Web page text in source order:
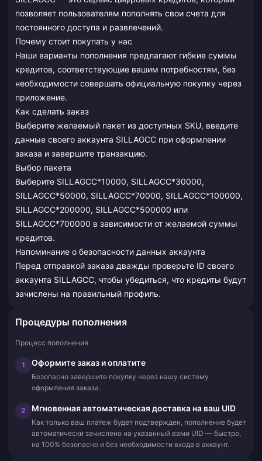
позволяет пользователям пополнять свои счета для
постоянного доступа и развлечений.
Почему стоит покупать у нас
Наши варианты пополнения предлагают гибкие суммы
кредитов, соответствующие вашим потребностям, без
необходимости совершать официальную покупку через
приложение.
Как сделать заказ
Выберите желаемый пакет из доступных SKU, введите
данные своего аккаунта SILLAGCC при оформлении
заказа и завершите транзакцию.
Выбор пакета
Выберите SILLAGCC*10000, SILLAGCC*30000,
SILLAGCC*50000, SILLAGCC*70000, SILLAGCC*100000,
SILLAGCC*200000, SILLAGCC*500000 или
SILLAGCC*700000 в зависимости от желаемой суммы
кредитов.
Напоминание о безопасности данных аккаунта
Перед отправкой заказа дважды проверьте ID своего
аккаунта SILLAGCC, чтобы убедиться, что кредиты будут
зачислены на правильный профиль.
Процедуры пополнения
Процесс пополнения
1 Оформите заказ и оплатите
Безопасно завершите покупку через нашу систему
оформления заказа.
2 Мгновенная автоматическая доставка на ваш UID
Как только ваш платеж будет подтвержден, пополнение будет
автоматически зачислено на указанный вами UID — быстро,
на 100% безопасно и без необходимости входа в аккаунт.